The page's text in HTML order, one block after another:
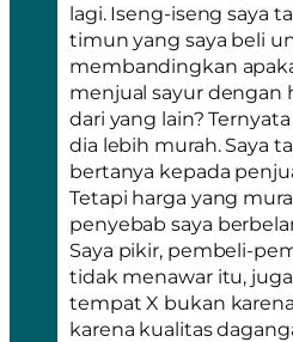
lagi. Iseng-iseng saya
timun yang saya beli
membandingkan
menjual sayur dengan
dari yang lain?
dia lebih murah. Saya
bertanya kepada
Tetapi harga yang
penyebab saya
Saya pikir, pembeli-
tidak menawar itu,
tempat X bukan
karena kualitas